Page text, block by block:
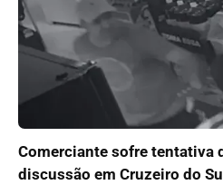
Comerciante sofre tentativa
discussão em Cruzeiro do